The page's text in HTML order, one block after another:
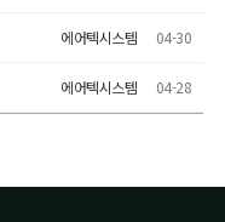
에어텍시스템 04-30
에어텍시스템 04-28